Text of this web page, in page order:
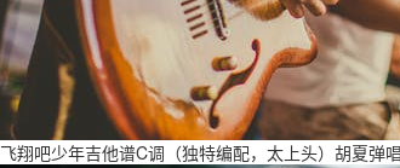
飞翔吧少年吉他谱C调（独特编配，太上头）胡夏弹